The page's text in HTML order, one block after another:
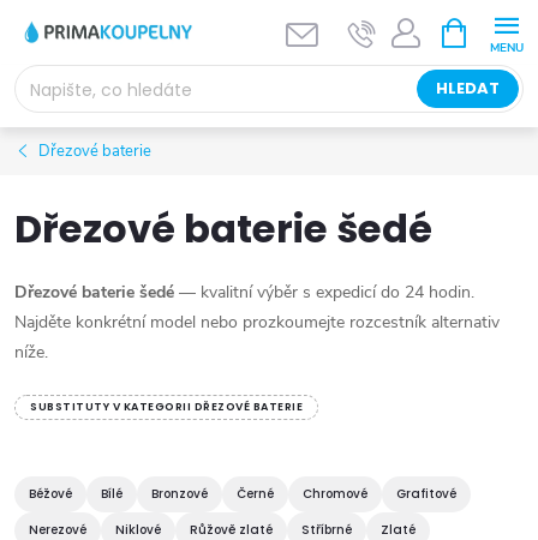
obsah
HLEDAT
NÁKUPNÍ
KOŠÍK
Dřezové baterie
Dřezové baterie šedé
Dřezové baterie šedé — kvalitní výběr s expedicí do 24 hodin.
Najděte konkrétní model nebo prozkoumejte rozcestník alternativ
níže.
SUBSTITUTY V KATEGORII DŘEZOVÉ BATERIE
Béžové Bílé Bronzové Černé Chromové
Grafitové
Nerezové
Niklové Růžově zlaté Stříbrné Zlaté